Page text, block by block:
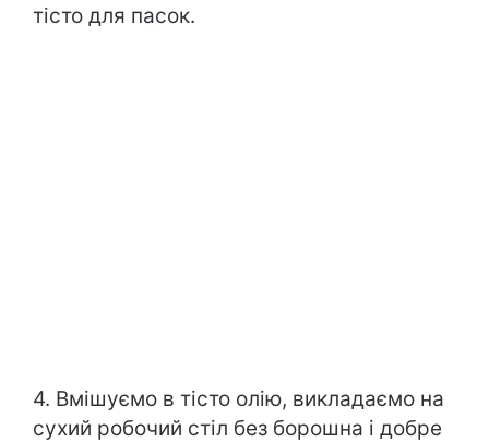
тісто для пасок.
4. Вмішуємо в тісто олію, викладаємо на
сухий робочий стіл без борошна і добре